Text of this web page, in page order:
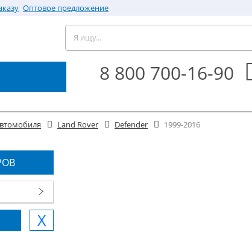
Оптовое предложение
8 800 700-16-90
Land Rover Defender 1999-2016